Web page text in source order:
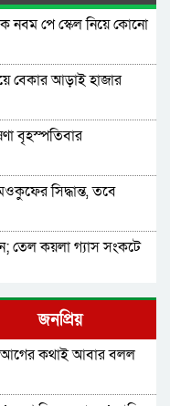
নবম পে স্কেল নিয়ে কোনো
বেকার আড়াই হাজার
বৃহস্পতিবার
সিদ্ধান্ত, তবে
তেল কয়লা গ্যাস সংকটে
বাণিজ্য সহযোগিতা
কোটি ডলার দিচ্ছে
জনপ্রিয়
আগের কথাই আবার বলল